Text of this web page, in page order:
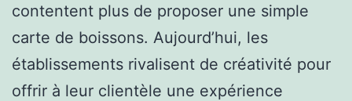
contentent plus de proposer une simple
carte de boissons. Aujourd’hui, les
établissements rivalisent de créativité pour
offrir à leur clientèle une expérience